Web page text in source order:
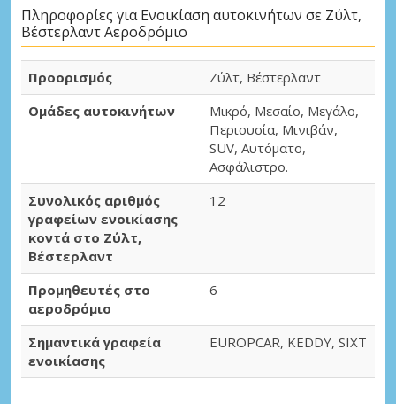
Πληροφορίες για Ενοικίαση αυτοκινήτων σε Ζύλτ,
Βέστερλαντ Αεροδρόμιο
Προορισμός
Ζύλτ, Βέστερλαντ
Ομάδες αυτοκινήτων
Μικρό, Μεσαίο, Μεγάλο,
Περιουσία, Μινιβάν,
SUV, Αυτόματο,
Ασφάλιστρο.
Συνολικός αριθμός
γραφείων ενοικίασης
κοντά στο Ζύλτ,
Βέστερλαντ
12
Προμηθευτές στο
αεροδρόμιο
6
Σημαντικά γραφεία
ενοικίασης
EUROPCAR, KEDDY, SIXT